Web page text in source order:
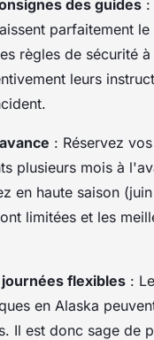
des guides :
parfaitement
règles de sécurité
leurs
: Réservez
plusieurs mois à
en haute saison
limitées et les
flexibles :
en Alaska
Il est donc sage de